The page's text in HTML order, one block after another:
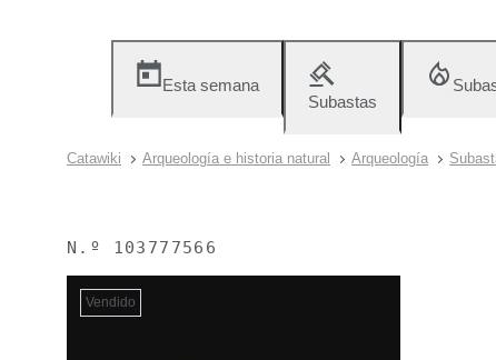
Esta semana
Subastas
Catawiki Arqueología e historia natural Arqueología
N.º 103777566
Vendido